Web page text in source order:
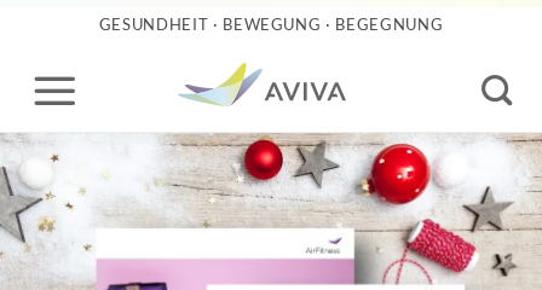
content
GESUNDHEIT · BEWEGUNG · BEGEGNUNG